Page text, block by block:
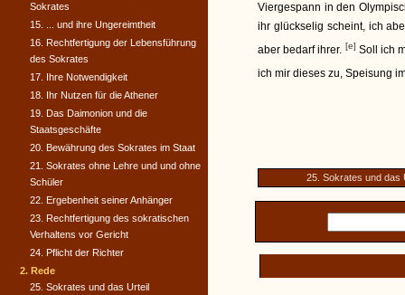
Viergespann in den
ihr glückselig scheint, ich
aber bedarf ihrer. [e] Soll ich
ich mir dieses zu, Speisung
25. Sokrates und das
Sokrates
15. ... und ihre Ungereimtheit
16. Rechtfertigung der Lebensführung
des Sokrates
17. Ihre Notwendigkeit
18. Ihr Nutzen für die Athener
19. Das Daimonion und die
Staatsgeschäfte
20. Bewährung des Sokrates im Staat
21. Sokrates ohne Lehre und und ohne
Schüler
22. Ergebenheit seiner Anhänger
23. Rechtfertigung des sokratischen
Verhaltens vor Gericht
24. Pflicht der Richter
2. Rede
25. Sokrates und das Urteil